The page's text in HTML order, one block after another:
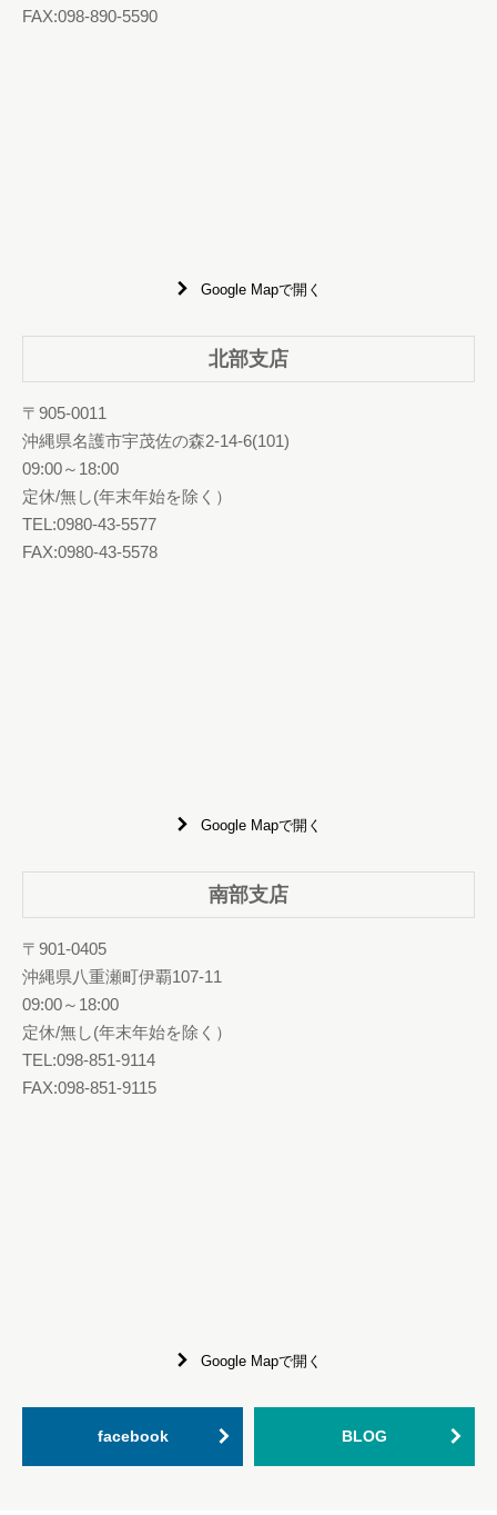
FAX:098-890-5590
Google Mapで開く
北部支店
〒905-0011
沖縄県名護市宇茂佐の森2-14-6(101)
09:00～18:00
定休/無し(年末年始を除く）
TEL:0980-43-5577
FAX:0980-43-5578
Google Mapで開く
南部支店
〒901-0405
沖縄県八重瀬町伊覇107-11
09:00～18:00
定休/無し(年末年始を除く）
TEL:098-851-9114
FAX:098-851-9115
Google Mapで開く
facebook BLOG